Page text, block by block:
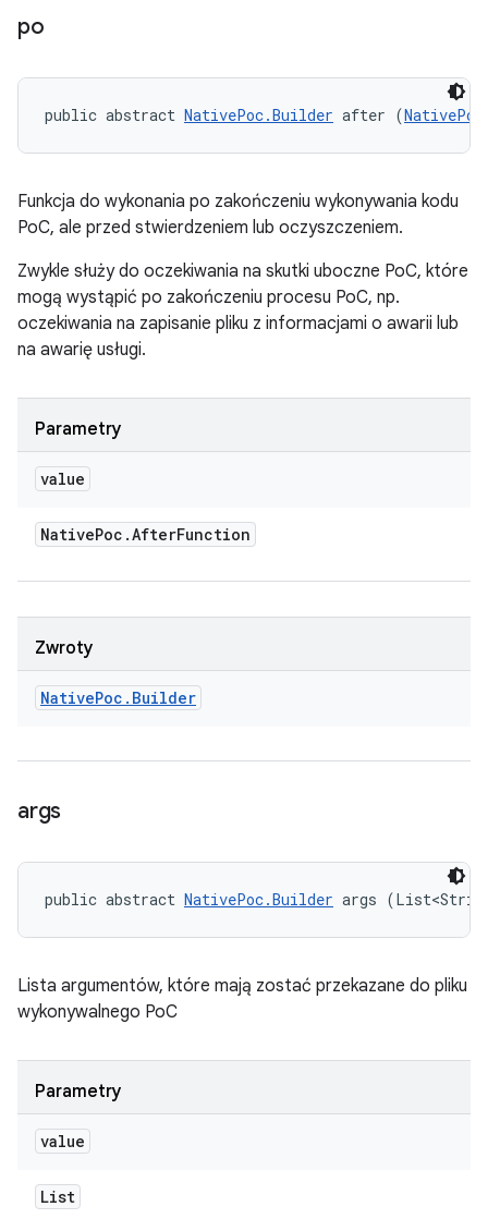
po
public abstract NativePoc.Builder after (
Funkcja do wykonania po zakończeniu wykonywania kodu
PoC, ale przed stwierdzeniem lub oczyszczeniem.
Zwykle służy do oczekiwania na skutki uboczne PoC, które
mogą wystąpić po zakończeniu procesu PoC, np.
oczekiwania na zapisanie pliku z informacjami o awarii lub
na awarię usługi.
Parametry
value
NativePoc .AfterFunction
Zwroty
NativePoc . Builder
args
public abstract NativePoc.Builder args
Lista argumentów, które mają zostać przekazane do pliku
wykonywalnego PoC
Parametry
value
List